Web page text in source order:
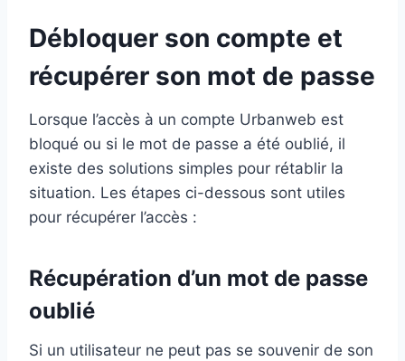
Débloquer son compte et
récupérer son mot de passe
Lorsque l’accès à un compte Urbanweb est
bloqué ou si le mot de passe a été oublié, il
existe des solutions simples pour rétablir la
situation. Les étapes ci-dessous sont utiles
pour récupérer l’accès :
Récupération d’un mot de passe
oublié
Si un utilisateur ne peut pas se souvenir de son